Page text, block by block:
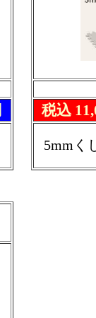
税込
5mmく